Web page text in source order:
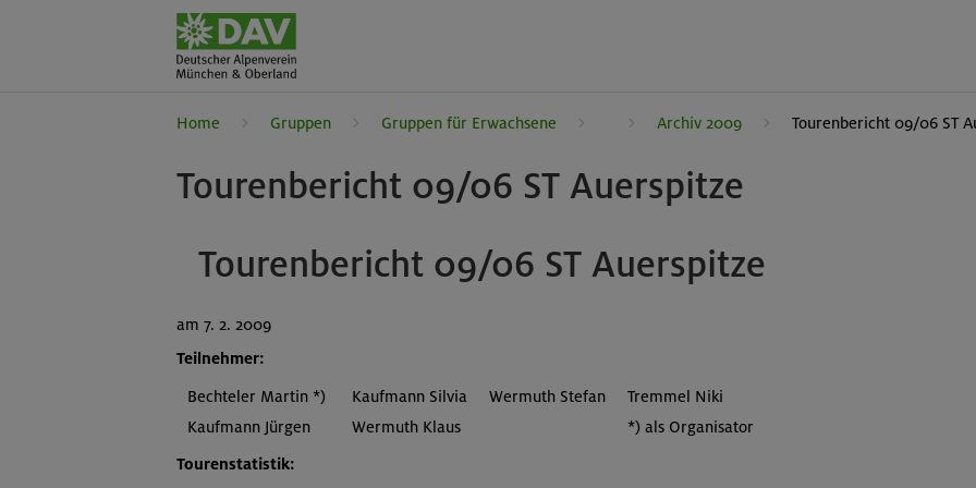
Home Gruppen Gruppen für Erwachsene Archiv 2009 Tourenbericht 09/06 ST
Tourenbericht 09/06 ST Auerspitze
Tourenbericht 09/06 ST Auerspitze
am 7. 2. 2009
Teilnehmer:
Bechteler Martin *)
Kaufmann Silvia Wermuth Stefan
Tremmel Niki
Kaufmann Jürgen
Wermuth Klaus
*) als Organisator
Tourenstatistik: